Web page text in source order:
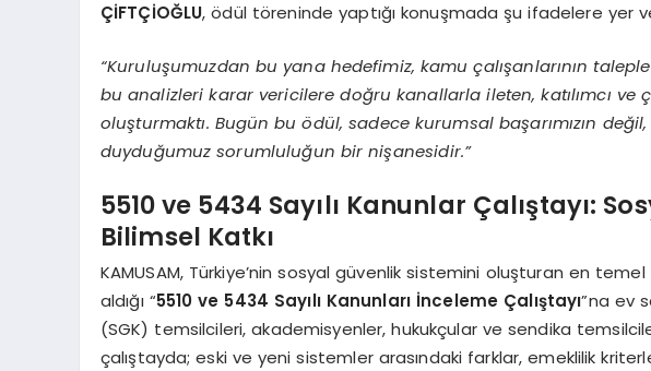
ÇİFTÇİOĞLU, ödül töreninde yaptığı konuşmada şu ifadelere yer
“Kuruluşumuzdan bu yana hedefimiz, kamu çalışanlarının
bu analizleri karar vericilere doğru kanallarla ileten, katılımcı ve
oluşturmaktı. Bugün bu ödül, sadece kurumsal başarımızın
duyduğumuz sorumluluğun bir nişanesidir.”
5510 ve 5434 Sayılı Kanunlar Çalıştayı:
Bilimsel Katkı
KAMUSAM, Türkiye’nin sosyal güvenlik sistemini oluşturan en
aldığı “5510 ve 5434 Sayılı Kanunları İnceleme Çalıştayı”na ev
(SGK) temsilcileri, akademisyenler, hukukçular ve sendika
çalıştayda; eski ve yeni sistemler arasındaki farklar, emeklilik